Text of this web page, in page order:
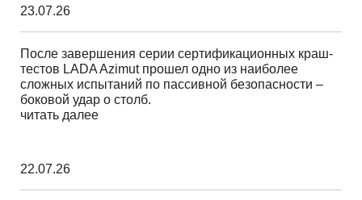
23.07.26
После завершения серии сертификационных краш-
тестов LADA Azimut прошел одно из наиболее
сложных испытаний по пассивной безопасности –
боковой удар о столб.
читать далее
22.07.26